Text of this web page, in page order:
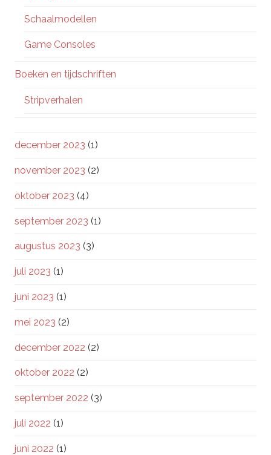
Schaalmodellen
Game Consoles
Boeken en tijdschriften
Stripverhalen
december 2023 (1)
november 2023 (2)
oktober 2023 (4)
september 2023 (1)
augustus 2023 (3)
juli 2023 (1)
juni 2023 (1)
mei 2023 (2)
december 2022 (2)
oktober 2022 (2)
september 2022 (3)
juli 2022 (1)
juni 2022 (1)